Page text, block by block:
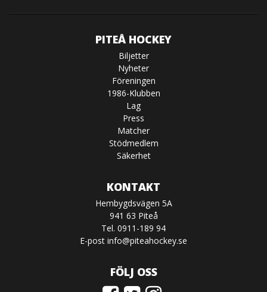
PITEÅ HOCKEY
Biljetter
Nyheter
Föreningen
1986-Klubben
Lag
Press
Matcher
Stödmedlem
Säkerhet
KONTAKT
Hembygdsvägen 5A
941 63 Piteå
Tel. 0911-189 94
E-post info@piteahockey.se
FÖLJ OSS